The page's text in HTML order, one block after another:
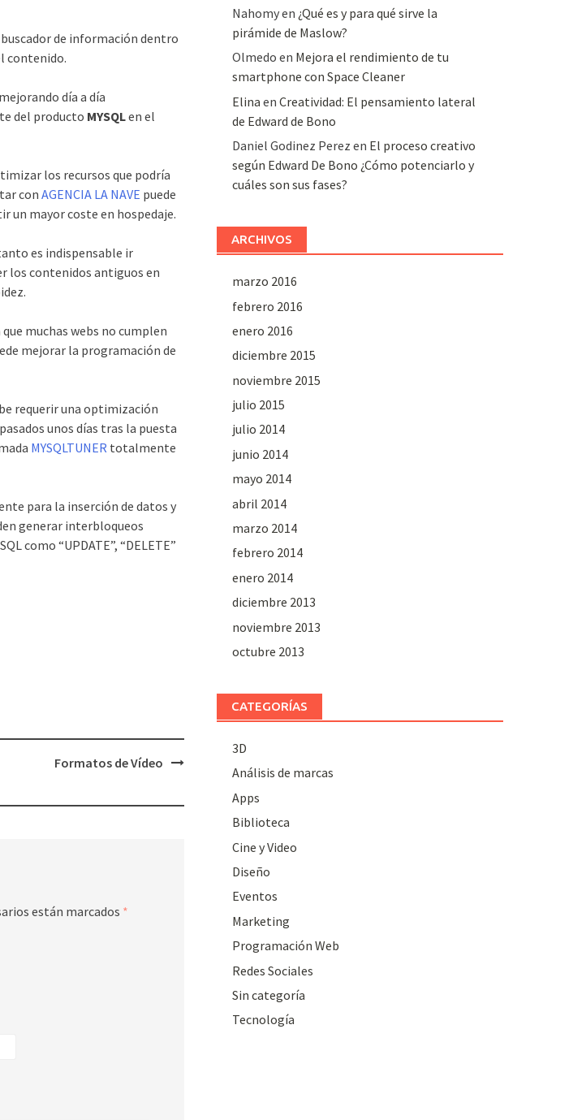
de información dentro
contenido.
día a día
del producto MYSQLen el
los recursos que podría
con AGENCIA LA NAVE puede
un mayor coste en hospedaje.
es indispensable ir
los contenidos antiguos en
muchas webs no cumplen
mejorar la programación de
requerir una optimización
unos días tras la puesta
MYSQLTUNER totalmente
para la inserción de datos y
generar interbloqueos
como “UPDATE”, “DELETE”
Formatos de Vídeo
están marcados *
Nahomyen ¿Qué es y para qué sirve la
pirámide de Maslow?
Olmedo en Mejora el rendimiento de tu
smartphone con Space Cleaner
Elina en Creatividad: El pensamiento lateral
de Edward de Bono
Daniel Godinez Perez en El proceso creativo
según Edward De Bono ¿Cómo potenciarlo y
cuáles son sus fases?
ARCHIVOS
marzo 2016
febrero 2016
enero 2016
diciembre 2015
noviembre 2015
julio 2015
julio 2014
junio 2014
mayo 2014
abril 2014
marzo 2014
febrero 2014
enero 2014
diciembre 2013
noviembre 2013
octubre 2013
CATEGORÍAS
3D
Análisis de marcas
Apps
Biblioteca
Cine y Video
Diseño
Eventos
Marketing
Programación Web
Redes Sociales
Sin categoría
Tecnología